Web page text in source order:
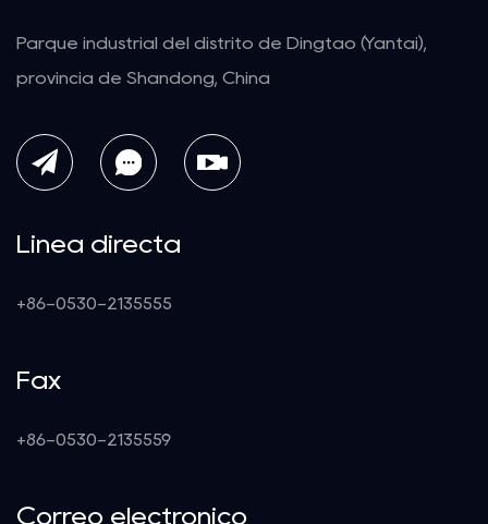
Parque industrial del distrito de Dingtao (Yantai),
provincia de Shandong, China
Línea directa
+86-0530-2135555
Fax
+86-0530-2135559
Correo electrónico